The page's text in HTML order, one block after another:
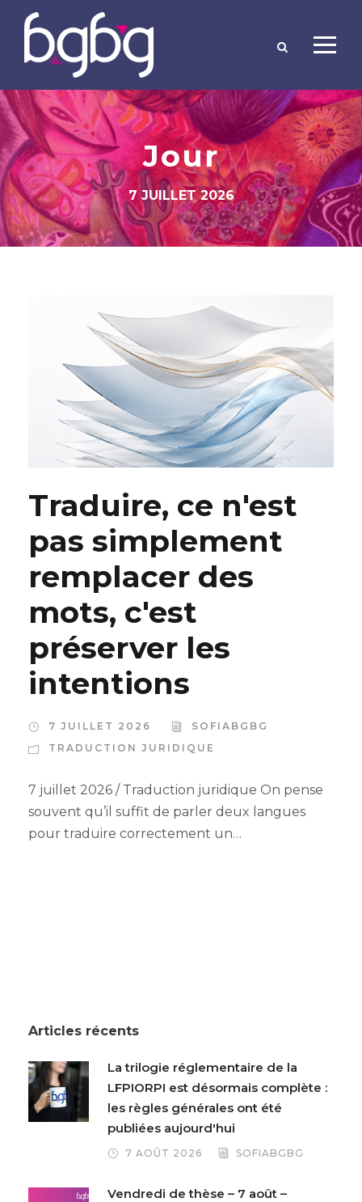
Jour
7 JUILLET 2026
Traduire, ce n'est
pas simplement
remplacer des
mots, c'est
préserver les
intentions
7 JUILLET 2026
SOFIABGBG
TRADUCTION JURIDIQUE
7 juillet 2026 / Traduction juridique On pense
souvent qu’il suffit de parler deux langues
pour traduire correctement un…
Articles récents
La trilogie réglementaire de la
LFPIORPI est désormais complète :
les règles générales ont été
publiées aujourd'hui
7 AOÛT 2026 SOFIABGBG
Vendredi de thèse – 7 août –